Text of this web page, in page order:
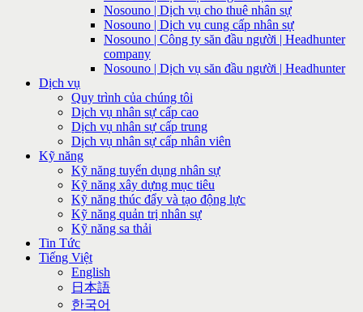
Nosouno | Dịch vụ cho thuê nhân sự
Nosouno | Dịch vụ cung cấp nhân sự
Nosouno | Công ty săn đầu người | Headhunter
company
Nosouno | Dịch vụ săn đầu người | Headhunter
Dịch vụ
Quy trình của chúng tôi
Dịch vụ nhân sự cấp cao
Dịch vụ nhân sự cấp trung
Dịch vụ nhân sự cấp nhân viên
Kỹ năng
Kỹ năng tuyển dụng nhân sự
Kỹ năng xây dựng mục tiêu
Kỹ năng thúc đẩy và tạo động lực
Kỹ năng quản trị nhân sự
Kỹ năng sa thải
Tin Tức
Tiếng Việt
English
日本語
한국어